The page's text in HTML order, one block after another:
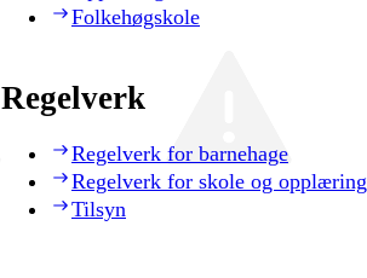
Folkehøgskole
Regelverk
Regelverk for barnehage
Regelverk for skole og opplæring
Tilsyn